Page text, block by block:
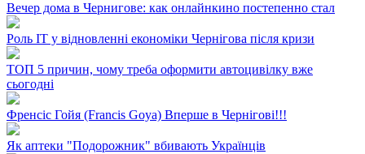
Вечер дома в Чернигове: как онлайнкино постепенно стал
Роль ІТ у відновленні економіки Чернігова після кризи
ТОП 5 причин, чому треба оформити автоцивілку вже
сьогодні
Френсіс Гойя (Francis Goya) Вперше в Чернігові!!!
Як аптеки "Подорожник" вбивають Українців